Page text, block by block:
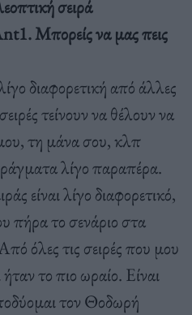
σειρά
Μπορείς να μας πεις
διαφορετική από άλλες
τείνουν να θέλουν να
τη μάνα σου, κλπ
λίγο παραπέρα.
είναι λίγο διαφορετικό,
πήρα το σενάριο στα
όλες τις σειρές που μου
το πιο ωραίο. Είναι
τον Θοδωρή